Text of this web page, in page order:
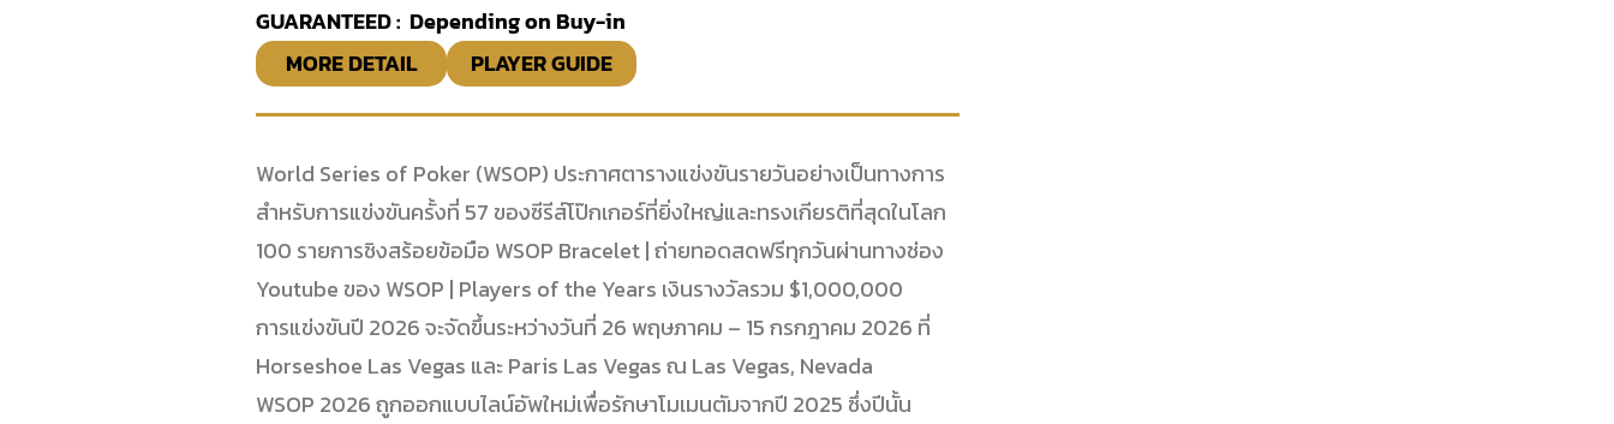
GUARANTEED : Depending on Buy-in
MORE DETAIL
PLAYER GUIDE
World Series of Poker (WSOP) ประกาศตารางแข่งขันรายวันอย่างเป็นทางการ
สำหรับการแข่งขันครั้งที่ 57 ของซีรีส์โป๊กเกอร์ที่ยิ่งใหญ่และทรงเกียรติที่สุดในโลก
100 รายการชิงสร้อยข้อมือ WSOP Bracelet | ถ่ายทอดสดฟรีทุกวันผ่านทางช่อง
Youtube ของ WSOP | Players of the Years เงินรางวัลรวม $1,000,000
การแข่งขันปี 2026 จะจัดขึ้นระหว่างวันที่ 26 พฤษภาคม – 15 กรกฎาคม 2026 ที่
Horseshoe Las Vegas และ Paris Las Vegas ณ Las Vegas, Nevada
WSOP 2026 ถูกออกแบบไลน์อัพใหม่เพื่อรักษาโมเมนตัมจากปี 2025 ซึ่งปีนั้น